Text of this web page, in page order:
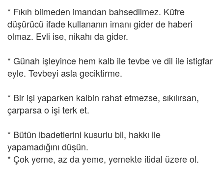
* Fıkıh bilmeden imandan bahsedilmez. Küfre
düşürücü ifade kullananın imanı gider de haberi
olmaz. Evli ise, nikahı da gider.
* Günah işleyince hem kalb ile tevbe ve dil ile istigfar
eyle. Tevbeyi asla geciktirme.
* Bir işi yaparken kalbin rahat etmezse, sıkılırsan,
çarparsa o işi terk et.
* Bütün ibadetlerini kusurlu bil, hakkı ile
yapamadığını düşün.
* Çok yeme, az da yeme, yemekte itidal üzere ol.